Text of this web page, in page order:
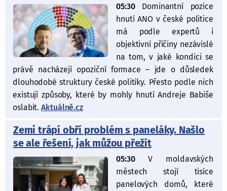
05:30Dominantní pozice
hnutí ANO v české politice
má podle expertů i
objektivní příčiny nezávislé
na tom, v jaké kondici se
právě nacházejí opoziční formace – jde o důsledek
dlouhodobé struktury české politiky. Přesto podle nich
existují způsoby, které by mohly hnutí Andreje Babiše
oslabit.Aktuálně.cz
Zemi trápí obří problém s paneláky. Našlo
se ale řešení, jak můžou přežít
05:30V moldavských
městech stojí tisíce
panelových domů, které